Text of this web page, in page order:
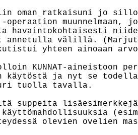
oman ratkaisuni jo
-operaation
havaintokohtaisesti
annetulla välillä.
yhteen ainoaan
KUNNAT-aineistoon
käytöstä ja nyt se
tuolla tavalla.
suppeita
olevien ovelien